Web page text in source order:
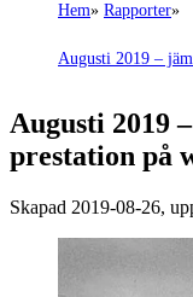
Hem Rapporter
Augusti 2019 –
Augusti 2019
prestation på
Skapad 2019-08-26,